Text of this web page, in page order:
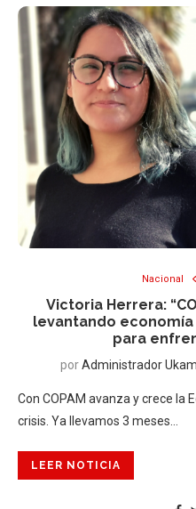
Nacional
Victoria Herrera:
levantando
para
porAdministrador
Con COPAM avanza y crece la
crisis. Ya llevamos 3 meses…
LEER NOTICIA